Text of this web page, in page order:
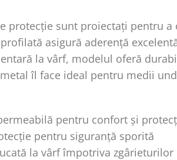
protecție sunt proiectați pentru
asigură aderență
la vârf, modelul oferă
îl face ideal pentru medii
pentru confort și
pentru siguranță sporită
la vârf împotriva zgârieturilor